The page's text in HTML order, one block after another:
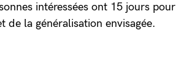
intéressées ont 15 jours pour
de la généralisation envisagée.